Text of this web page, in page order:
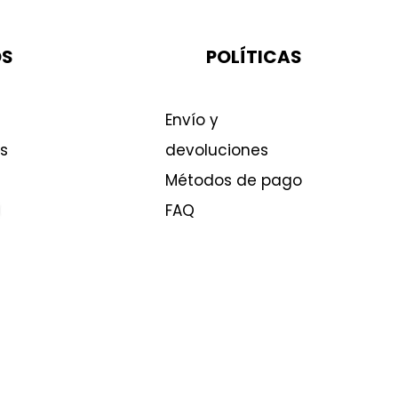
POLÍTICAS
Envío y
devoluciones
Métodos de pago
FAQ